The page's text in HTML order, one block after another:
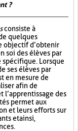
?
consiste à
quelques
objectif d’obtenir
soi des élèves par
Lorsque
ses élèves par
en mesure de
afin de
l’apprentissage des
permet aux
et leurs efforts sur
et ainsi,